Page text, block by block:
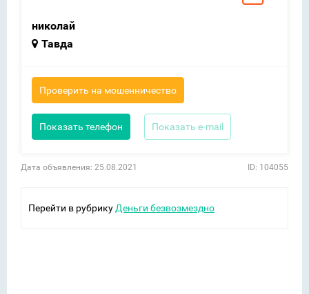
николай
Тавда
Проверить на мошенничество
Показать телефон Показать e-mail
Дата объявления: 25.08.2021 ID: 104055
Перейти в рубрику Деньги безвозмездно